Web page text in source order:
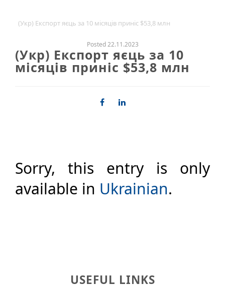
(Укр) Експорт яєць за 10 місяців приніс $53,8 млн
Posted 22.11.2023
(Укр) Експорт яєць за 10
місяців приніс $53,8 млн
Sorry, this entry is only
available in Ukrainian.
USEFUL LINKS